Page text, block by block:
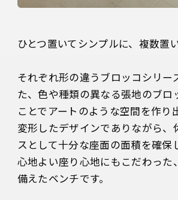
ひとつ置いてシンプルに、複数置
それぞれ形の違うブロッコシリー
た、色や種類の異なる張地のブロ
ことでアートのような空間を作り
変形したデザインでありながら、
スとして十分な座面の面積を確保
心地よい座り心地にもこだわった
備えたベンチです。